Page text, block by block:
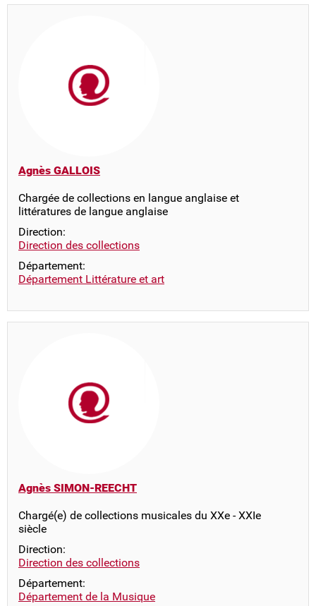
Agnès GALLOIS
Chargée de collections en langue anglaise et
littératures de langue anglaise
Direction:
Direction des collections
Département:
Département Littérature et art
Agnès SIMON-REECHT
Chargé(e) de collections musicales du XXe - XXIe
siècle
Direction:
Direction des collections
Département:
Département de la Musique